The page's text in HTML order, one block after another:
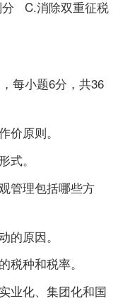
C.消除双重征税
每小题6分，共36
原则。
。
管理包括哪些方
原因。
种和税率。
化、集团化和国